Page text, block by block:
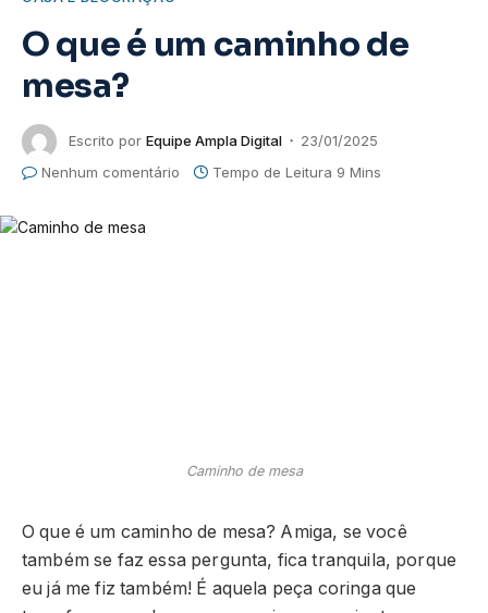
O que é um caminho de
mesa?
Escrito por Equipe Ampla Digital
23/01/2025
Nenhum comentário
Tempo de Leitura 9 Mins
Caminho de mesa
O que é um caminho de mesa? Amiga, se você
também se faz essa pergunta, fica tranquila, porque
eu já me fiz também! É aquela peça coringa que